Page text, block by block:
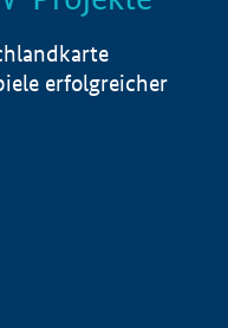
erfolgreicher